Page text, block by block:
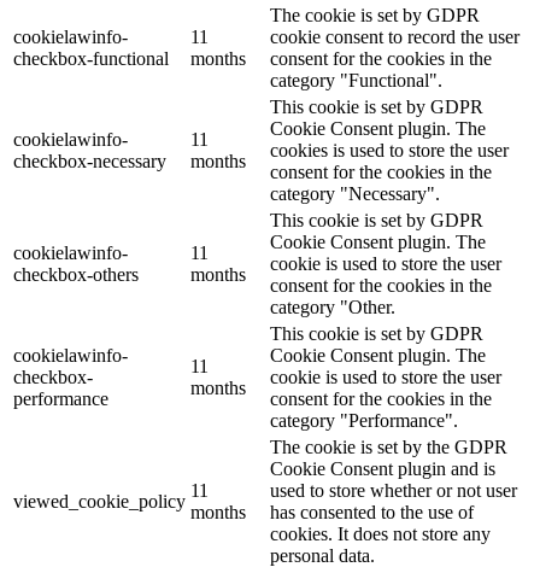
cookielawinfo-
checkbox-functional
11
months
The cookie is set by GDPR
cookie consent to record the user
consent for the cookies in the
category "Functional".
cookielawinfo-
checkbox-necessary
11
months
This cookie is set by GDPR
Cookie Consent plugin. The
cookies is used to store the user
consent for the cookies in the
category "Necessary".
cookielawinfo-
checkbox-others
11
months
This cookie is set by GDPR
Cookie Consent plugin. The
cookie is used to store the user
consent for the cookies in the
category "Other.
cookielawinfo-
checkbox-
performance
11
months
This cookie is set by GDPR
Cookie Consent plugin. The
cookie is used to store the user
consent for the cookies in the
category "Performance".
viewed_cookie_policy
11
months
The cookie is set by the GDPR
Cookie Consent plugin and is
used to store whether or not user
has consented to the use of
cookies. It does not store any
personal data.